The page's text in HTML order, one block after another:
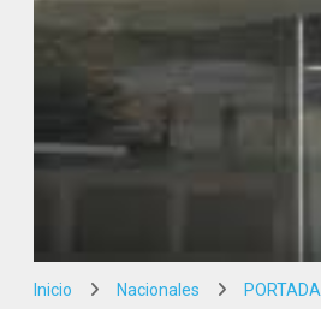
Inicio Nacionales PORTADA